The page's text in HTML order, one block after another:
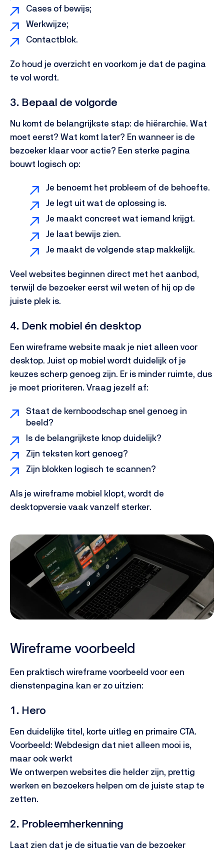
Cases of bewijs;
Werkwijze;
Contactblok.
Zo houd je overzicht en voorkom je dat de pagina
te vol wordt.
3. Bepaal de volgorde
Nu komt de belangrijkste stap: de hiërarchie. Wat
moet eerst? Wat komt later? En wanneer is de
bezoeker klaar voor actie? Een sterke pagina
bouwt logisch op:
Je benoemt het probleem of de behoefte.
Je legt uit wat de oplossing is.
Je maakt concreet wat iemand krijgt.
Je laat bewijs zien.
Je maakt de volgende stap makkelijk.
Veel websites beginnen direct met het aanbod,
terwijl de bezoeker eerst wil weten of hij op de
juiste plek is.
4. Denk mobiel én desktop
Een wireframe website maak je niet alleen voor
desktop. Juist op mobiel wordt duidelijk of je
keuzes scherp genoeg zijn. Er is minder ruimte, dus
je moet prioriteren. Vraag jezelf af:
Staat de kernboodschap snel genoeg in
beeld?
Is de belangrijkste knop duidelijk?
Zijn teksten kort genoeg?
Zijn blokken logisch te scannen?
Als je wireframe mobiel klopt, wordt de
desktopversie vaak vanzelf sterker.
Wireframe voorbeeld
Een praktisch wireframe voorbeeld voor een
dienstenpagina kan er zo uitzien:
1. Hero
Een duidelijke titel, korte uitleg en primaire CTA.
Voorbeeld: Webdesign dat niet alleen mooi is,
maar ook werkt
We ontwerpen websites die helder zijn, prettig
werken en bezoekers helpen om de juiste stap te
zetten.
2. Probleemherkenning
Laat zien dat je de situatie van de bezoeker